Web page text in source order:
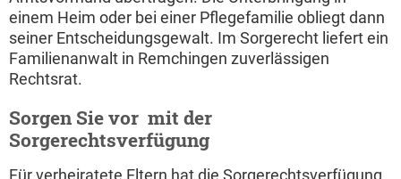
einem Heim oder bei einer Pflegefamilie obliegt dann
seiner Entscheidungsgewalt. Im Sorgerecht liefert ein
Familienanwalt in Remchingen zuverlässigen
Rechtsrat.
Sorgen Sie vor  mit der
Sorgerechtsverfügung
Für verheiratete Eltern hat die Sorgerechtsverfügung